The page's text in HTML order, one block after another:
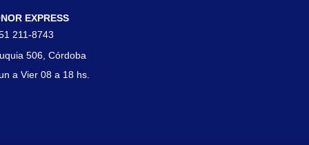
EXPRESS
211-8743
506, Córdoba
a Vier 08 a 18 hs.